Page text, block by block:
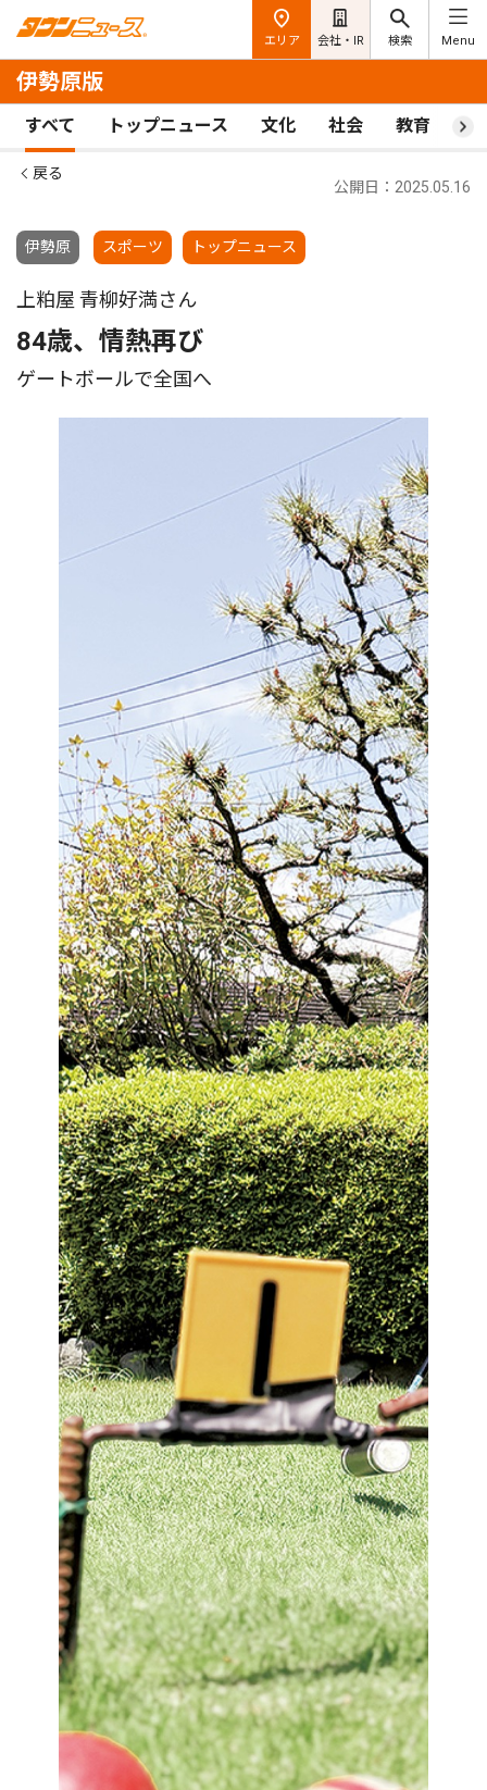
エリア 会社・IR 検索 Menu
伊勢原版
すべて トップニュース 文化 社会 教育 ス
戻る
伊勢原 スポーツ トップニュース
公開日：2025.05.16
上粕屋 青柳好満さん
84歳、情熱再び
ゲートボールで全国へ